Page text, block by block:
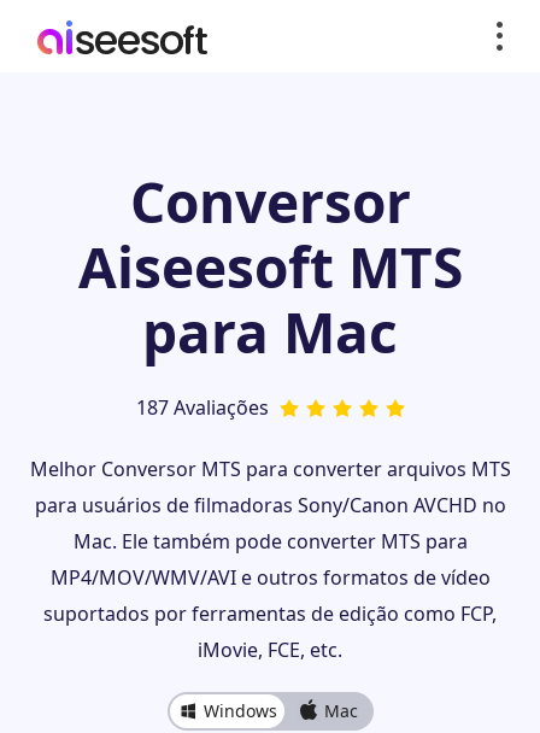
Conversor
Aiseesoft MTS
para Mac
187 Avaliações
Melhor Conversor MTS para converter arquivos MTS
para usuários de filmadoras Sony/Canon AVCHD no
Mac. Ele também pode converter MTS para
MP4/MOV/WMV/AVI e outros formatos de vídeo
suportados por ferramentas de edição como FCP,
iMovie, FCE, etc.
Windows Mac